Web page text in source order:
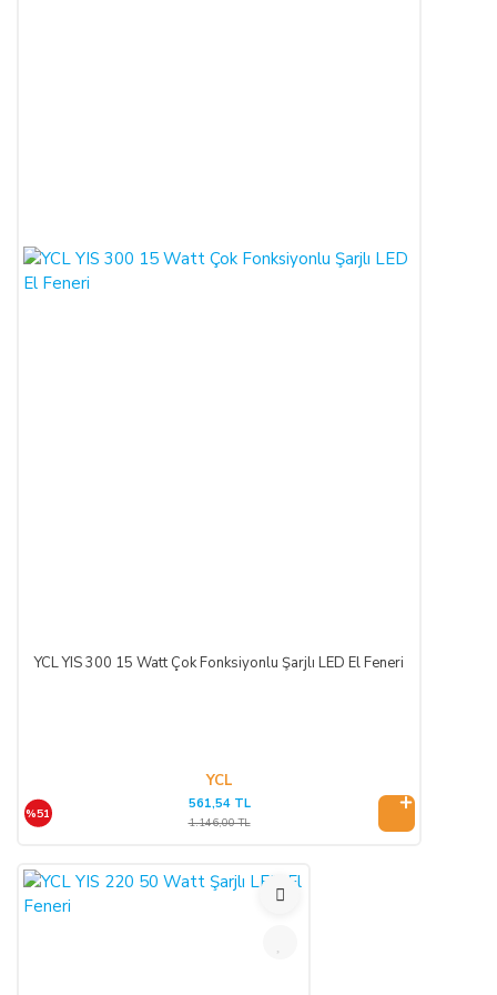
YCL YIS 300 15 Watt Çok Fonksiyonlu Şarjlı LED El Feneri
YCL
%51
561,54 TL
1.146,00 TL